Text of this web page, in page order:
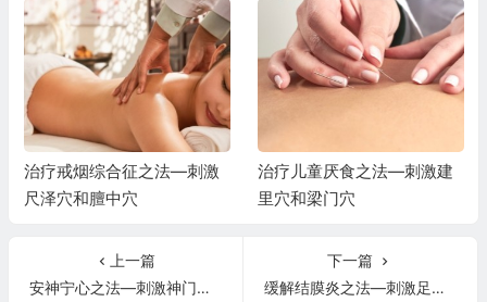
治疗戒烟综合征之法—刺激
尺泽穴和膻中穴
治疗儿童厌食之法—刺激建
里穴和梁门穴
上一篇
安神宁心之法—刺激神门内关
下一篇
缓解结膜炎之法—刺激足窍阴穴